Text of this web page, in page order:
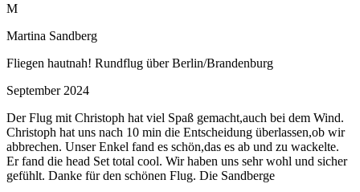
M
Martina Sandberg
Fliegen hautnah! Rundflug über Berlin/Brandenburg
September 2024
Der Flug mit Christoph hat viel Spaß gemacht,auch bei dem Wind.
Christoph hat uns nach 10 min die Entscheidung überlassen,ob wir
abbrechen. Unser Enkel fand es schön,das es ab und zu wackelte.
Er fand die head Set total cool. Wir haben uns sehr wohl und sicher
gefühlt. Danke für den schönen Flug. Die Sandberge